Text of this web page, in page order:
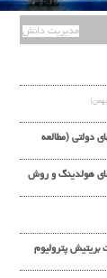
مدیریت دانش
دولتی (مطالعه
هولدینگ و روش
پترولیوم